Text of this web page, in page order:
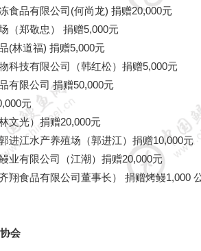
食品有限公司(何尚龙) 捐赠20,000元
（郑敬忠） 捐赠5,000元
(林道福) 捐赠5,000元
科技有限公司（韩红松）捐赠5,000元
有限公司 捐赠50,000元
元
文光）捐赠20,000元
进江水产养殖场（郭进江）捐赠10,000元
业有限公司（江潮）捐赠20,000元
翔食品有限公司董事长）
捐赠烤鳗1,000
会